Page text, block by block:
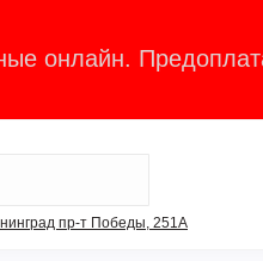
онлайн.
пр-т Победы, 251А